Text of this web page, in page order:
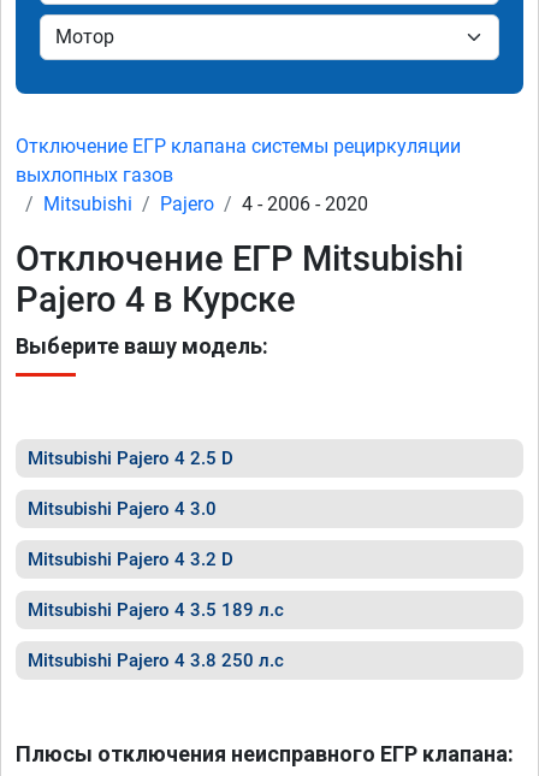
Отключение ЕГР клапана системы рециркуляции
выхлопных газов
Mitsubishi
Pajero 4 - 2006 - 2020
Отключение ЕГР Mitsubishi
Pajero 4 в Курске
Выберите вашу модель:
Mitsubishi Pajero 4 2.5 D
Mitsubishi Pajero 4 3.0
Mitsubishi Pajero 4 3.2 D
Mitsubishi Pajero 4 3.5 189 л.с
Mitsubishi Pajero 4 3.8 250 л.с
Плюсы отключения неисправного ЕГР клапана: